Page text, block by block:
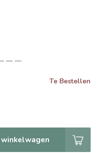
Te Bestellen